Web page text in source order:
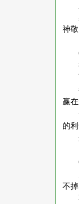
神敬
赢
的
不